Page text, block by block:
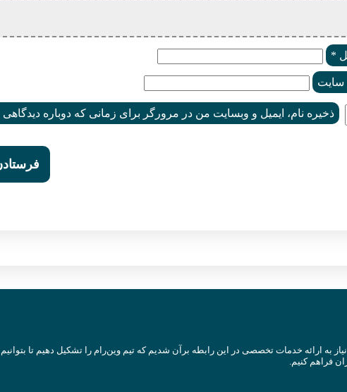
*
ذخیره نام، ایمیل و وبسایت من در مرورگر برای زمانی که دوباره
به ارائه خدمات تخصصی در این رابطه برآن شدیم که تیم وین‌رام را تشکیل دهیم تا
فراهم کنیم.